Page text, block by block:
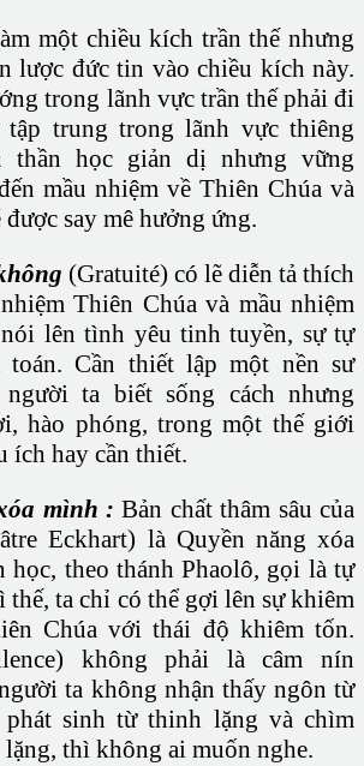
một chiều kích trần thế nhưng
lược đức tin vào chiều kích này.
trong lãnh vực trần thế phải đi
trung trong lãnh vực thiêng
thần học giản dị nhưng vững
mầu nhiệm về Thiên Chúa và
say mê hưởng ứng.
(Gratuité) có lẽ diễn tả thích
Thiên Chúa và mầu nhiệm
lên tình yêu tinh tuyền, sự tự
Cần thiết lập một nền sư
ta biết sống cách nhưng
hào phóng, trong một thế giới
ích hay cần thiết.
mình : Bản chất thâm sâu của
Eckhart) là Quyền năng xóa
học, theo thánh Phaolô, gọi là tự
thế, ta chỉ có thể gợi lên sự khiêm
Chúa với thái độ khiêm tốn.
không phải là câm nín
ta không nhận thấy ngôn từ
sinh từ thinh lặng và chìm
thì không ai muốn nghe.